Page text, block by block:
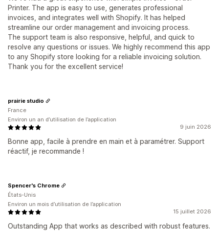
Printer. The app is easy to use, generates professional
invoices, and integrates well with Shopify. It has helped
streamline our order management and invoicing process.
The support team is also responsive, helpful, and quick to
resolve any questions or issues. We highly recommend this app
to any Shopify store looking for a reliable invoicing solution.
Thank you for the excellent service!
9 juin 2026
Bonne app, facile à prendre en main et à paramétrer. Support
réactif, je recommande !
prairie studio
France
Environ un an d’utilisation de l’application
15 juillet 2026
Outstanding App that works as described with robust features.
Spencer's Chrome
États-Unis
Environ un mois d’utilisation de l’application